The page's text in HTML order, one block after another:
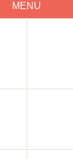
MENU